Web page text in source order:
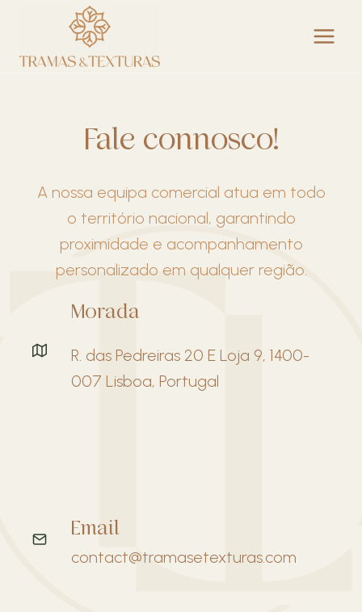
content
Fale connosco!
A nossa equipa comercial atua em todo
o território nacional, garantindo
proximidade e acompanhamento
personalizado em qualquer região.
Morada
R. das Pedreiras 20 E Loja 9, 1400-
007 Lisboa, Portugal
Email
contact@tramasetexturas.com